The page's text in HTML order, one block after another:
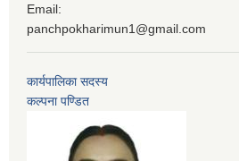
Email:
panchpokharimun1@gmail.com
कार्यपालिका सदस्य
कल्पना पण्डित